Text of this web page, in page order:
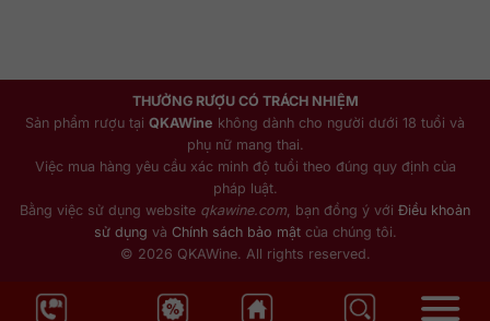
THƯỞNG RƯỢU CÓ TRÁCH NHIỆM
Sản phẩm rượu tại QKAWine không dành cho người dưới 18 tuổi và
phụ nữ mang thai.
Việc mua hàng yêu cầu xác minh độ tuổi theo đúng quy định của
pháp luật.
Bằng việc sử dụng website qkawine.com , bạn đồng ý với Điều khoản
sử dụng và Chính sách bảo mậtcủa chúng tôi.
© 2026 QKAWine. All rights reserved.